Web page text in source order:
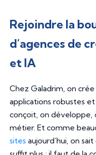
Rejoindre la
d’agences de
et IA
Chez Galadrim, on
applications robustes
conçoit, on développe,
métier. Et comme
sites aujourd’hui, on